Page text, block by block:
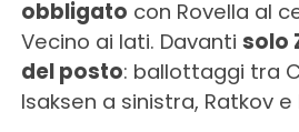
obbligato con Rovella al
Vecino ai lati. Davanti solo
del posto: ballottaggi tra
Isaksen a sinistra, Ratkov